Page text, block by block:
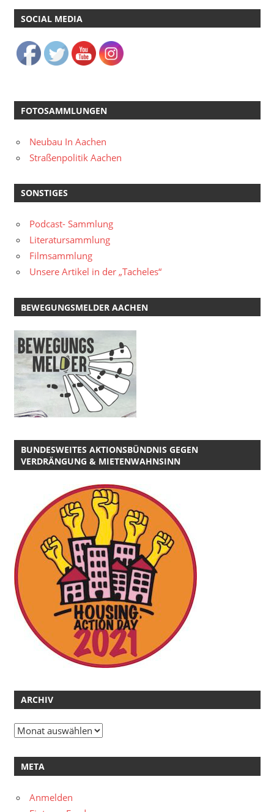
SOCIAL MEDIA
FOTOSAMMLUNGEN
Neubau In Aachen
Straßenpolitik Aachen
SONSTIGES
Podcast- Sammlung
Literatursammlung
Filmsammlung
Unsere Artikel in der „Tacheles“
BEWEGUNGSMELDER AACHEN
BUNDESWEITES AKTIONSBÜNDNIS GEGEN
VERDRÄNGUNG & MIETENWAHNSINN
ARCHIV
Archiv
META
Anmelden